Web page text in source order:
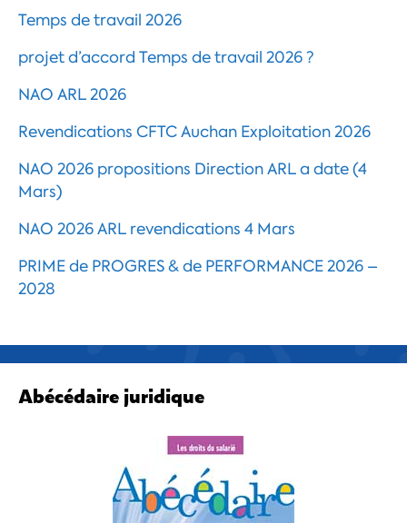
Temps de travail 2026
projet d’accord Temps de travail 2026 ?
NAO ARL 2026
Revendications CFTC Auchan Exploitation 2026
NAO 2026 propositions Direction ARL a date (4
Mars)
NAO 2026 ARL revendications 4 Mars
PRIME de PROGRES & de PERFORMANCE 2026 –
2028
Abécédaire juridique